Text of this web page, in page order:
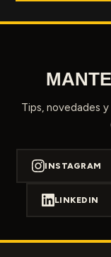
Tips, novedades
INSTAGRAM
LINKEDIN